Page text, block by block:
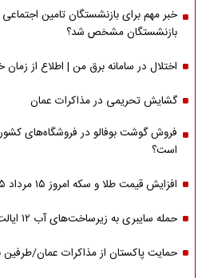
خبر مهم برای بازنشستگان تامین
بازنشستگان مشخص شد؟
اختلال در سامانه برق من | اطلاع از
گشایش تحریمی در مذاکرات عمان
فروش گوشت بوفالو در فروشگاه‌های
است؟
افزایش قیمت طلا و سکه امروز ۱۵ مرداد ۱۴۰۵ | طلا گرمی امروز چند؟
حمله سایبری به زیرساخت‌های آب ۱۲ ایالت آمریکا
حمایت پاکستان از مذاکرات عمان/طرفین به